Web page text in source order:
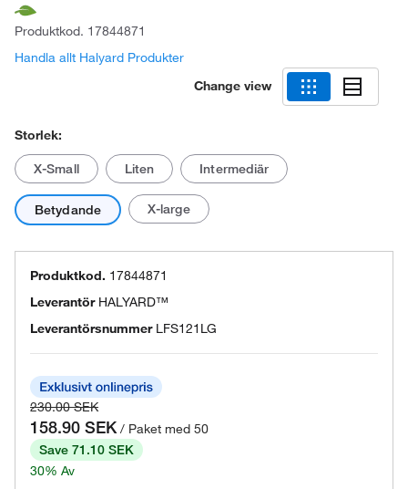
Produktkod. 17844871
Handla allt Halyard Produkter
Change view
Storlek:
X-Small Liten Intermediär
Betydande X-large
Produktkod. 17844871
Leverantör HALYARD™
Leverantörsnummer LFS121LG
230.00 SEK
158.90 SEK / Paket med 50
Save 71.10 SEK
30% Av